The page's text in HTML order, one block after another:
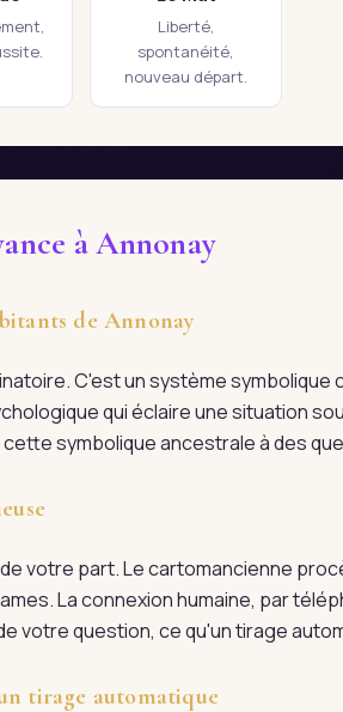
Liberté,
spontanéité,
nouveau départ.
à Annonay
de Annonay
C'est un système
qui éclaire une situation
symbolique ancestrale à des
votre part. Le cartomancienne
La connexion humaine, par
votre question, ce qu'un tirage
tirage automatique